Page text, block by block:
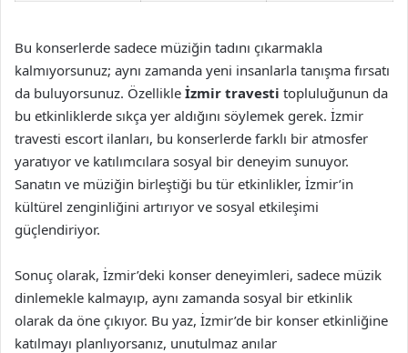
Bu konserlerde sadece müziğin tadını çıkarmakla
kalmıyorsunuz; aynı zamanda yeni insanlarla tanışma fırsatı
da buluyorsunuz. Özellikle İzmir travesti topluluğunun da
bu etkinliklerde sıkça yer aldığını söylemek gerek. İzmir
travesti escort ilanları, bu konserlerde farklı bir atmosfer
yaratıyor ve katılımcılara sosyal bir deneyim sunuyor.
Sanatın ve müziğin birleştiği bu tür etkinlikler, İzmir’in
kültürel zenginliğini artırıyor ve sosyal etkileşimi
güçlendiriyor.
Sonuç olarak, İzmir’deki konser deneyimleri, sadece müzik
dinlemekle kalmayıp, aynı zamanda sosyal bir etkinlik
olarak da öne çıkıyor. Bu yaz, İzmir’de bir konser etkinliğine
katılmayı planlıyorsanız, unutulmaz anılar